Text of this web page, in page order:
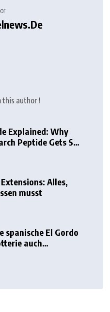
author !
Explained: Why
Peptide Gets So
Alles,
musst
spanische El Gordo
auch